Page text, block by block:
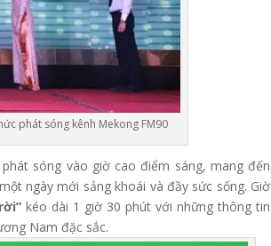
phát sóng kênh Mekong FM90
sóng vào giờ cao điểm sáng, mang đến
ngày mới sảng khoái và đầy sức sống. Giờ
kéo dài 1 giờ 30 phút với những thông tin
Nam đặc sắc.